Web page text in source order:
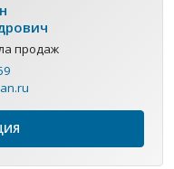
продаж